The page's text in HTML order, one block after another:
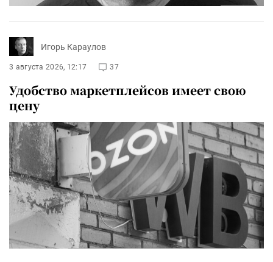
Игорь Караулов
3 августа 2026, 12:17 37
Удобство маркетплейсов имеет свою
цену